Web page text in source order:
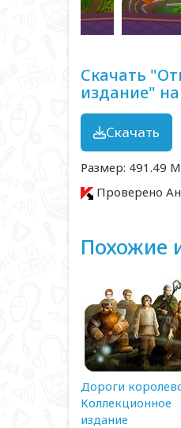
Скачать
издание"
Скачать
Размер: 491.49
Проверено
Похожие
Дороги
Коллекционное
издание